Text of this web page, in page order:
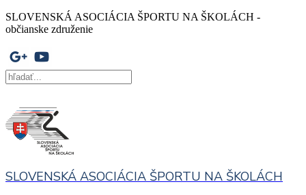
SLOVENSKÁ ASOCIÁCIA ŠPORTU NA ŠKOLÁCH -
občianske združenie
SLOVENSKÁ ASOCIÁCIA ŠPORTU NA ŠKOLÁCH